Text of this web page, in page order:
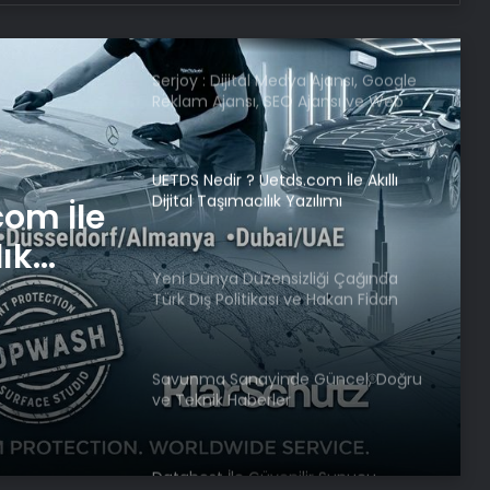
İle
UETDS Nedir ? Uetds.com İle Akıllı
Dijital Taşımacılık Yazılımı
Yeni Dünya Düzensizliği Çağında
Türk Dış Politikası ve Hakan Fidan
Faktörü
Savunma Sanayinde Güncel, Doğru
ve Teknik Haberler
Datahost İle Güvenilir Sunucu
Hizmetleri
Bahar Feyzan: PKK’nın silah